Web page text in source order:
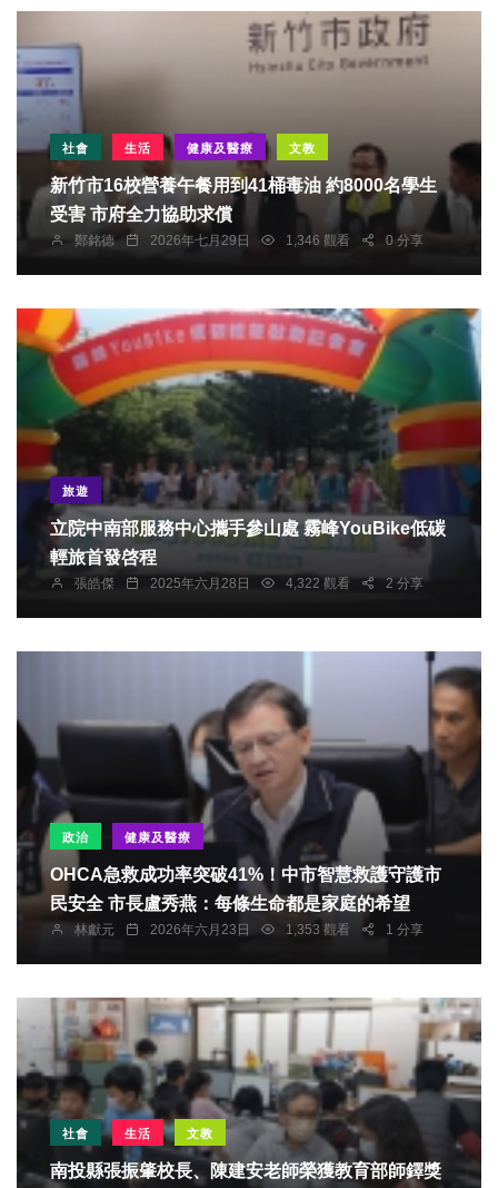
社會 生活 健康及醫療 文教
新竹市16校營養午餐用到41桶毒油 約8000名學生
受害 市府全力協助求償
鄭銘德 2026年七月29日 1,346 觀看 0 分享
旅遊
立院中南部服務中心攜手參山處 霧峰YouBike低碳
輕旅首發啓程
張皓傑 2025年六月28日 4,322 觀看 2 分享
政治 健康及醫療
OHCA急救成功率突破41%！中市智慧救護守護市
民安全 市長盧秀燕：每條生命都是家庭的希望
林獻元 2026年六月23日 1,353 觀看 1 分享
社會 生活 文教
南投縣張振肇校長、陳建安老師榮獲教育部師鐸獎